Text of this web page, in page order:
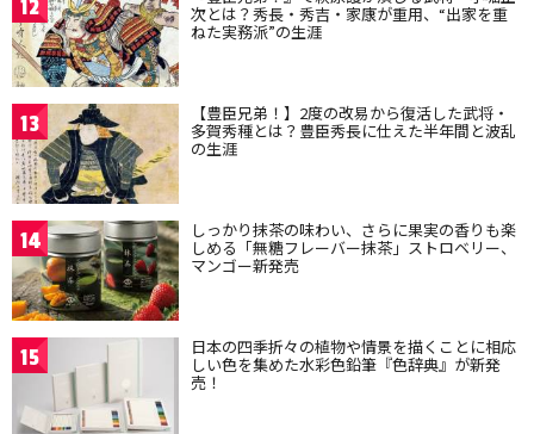
12 次とは？秀長・秀吉・家康が重用、“出家を重
ねた実務派”の生涯
13 【豊臣兄弟！】2度の改易から復活した武将・
多賀秀種とは？豊臣秀長に仕えた半年間と波乱
の生涯
14 しっかり抹茶の味わい、さらに果実の香りも楽
しめる「無糖フレーバー抹茶」ストロベリー、
マンゴー新発売
15 日本の四季折々の植物や情景を描くことに相応
しい色を集めた水彩色鉛筆『色辞典』が新発
売！